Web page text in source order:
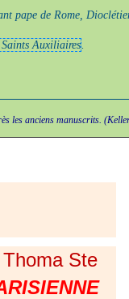
pape de Rome,
Auxiliaires.
les anciens manuscrits.
Ste